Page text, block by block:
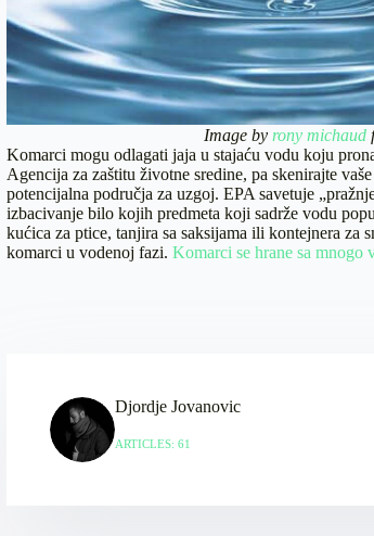
Image by rony michaud
Komarci mogu odlagati jaja u stajaću vodu koju
Agencija za zaštitu životne sredine, pa skenirajte
potencijalna područja za uzgoj. EPA savetuje
izbacivanje bilo kojih predmeta koji sadrže vodu
kućica za ptice, tanjira sa saksijama ili kontejnera za
komarci u vodenoj fazi. Komarci se hrane sa mnogo
Djordje Jovanovic
ARTICLES: 61